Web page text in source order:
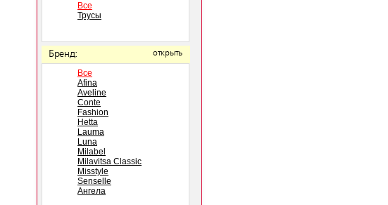
Все
Трусы
Бренд: открыть
Все
Afina
Aveline
Conte
Fashion
Hetta
Lauma
Luna
Milabel
Milavitsa Classic
Misstyle
Senselle
Ангела